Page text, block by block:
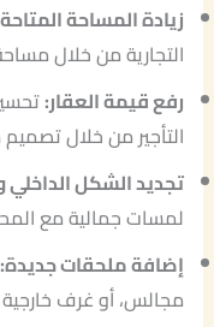
زيادة المساحة
التجارية من خلال
رفع قيمة العقار:
التأجير من خلال
تجديد الشكل الداخلي
لمسات جمالية مع
إضافة ملحقات جديدة:
مجالس، أو غرف